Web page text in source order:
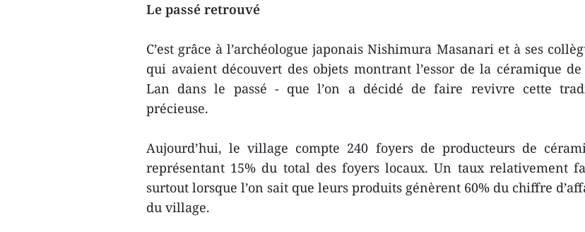
Le passé retrouvé
C’est grâce à l’archéologue japonais Nishimura Masanari et à ses
qui avaient découvert des objets montrant l’essor de la céramique
Lan dans le passé - que l’on a décidé de faire revivre cette
précieuse.
Aujourd’hui, le village compte 240 foyers de producteurs de
représentant 15% du total des foyers locaux. Un taux relativement
surtout lorsque l’on sait que leurs produits génèrent 60% du chiffre
du village.